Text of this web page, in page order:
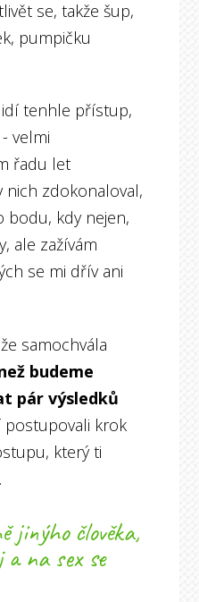
se, takže šup,
pumpičku
tenhle přístup,
velmi
řadu let
nich zdokonaloval,
bodu, kdy nejen,
ale zažívám
se mi dřív ani
samochvála
budeme
pár výsledků
postupovali krok
který ti
jinýho člověka,
a na sex se